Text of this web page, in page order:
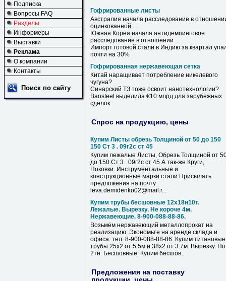
Подписка
Вопросы FAQ
Разделы
Информеры
Выставки
Реклама
О компании
Контакты
Поиск по сайту
Гофрированные листы
Австралия начала расследование в
оцинкованной ...
Южная Корея начала антидемпинговое
расследование в отношении...
Импорт готовой стали в Индию за квартал
почти на 30%
Гофрированная нержавеющая сетка
Китай наращивает потребление никелевого
чугуна?
Синарский ТЗ тоже освоит нанотехнологии?
Baosteel выделила €10 млрд для зарубежных
сделок
Спрос на продукцию, цены
Купим Листы обрезь Толщиной от 50 до 150
150 Ст 3 . 09г2с ст 45
Купим лежалые Листы, Обрезь Толщиной от
до 150 Ст 3 . 09г2с ст 45 А так-же Круги,
Поковки. Инструментальные и
конструкционные марки стали Присылать
предложения на почту
leva.demidenko02@mail.r...
Купим трубы бесшовные 12х18н10т.
Лежалые. Вырезку. Не короче 4м.
Нержавеющие. 8-900-088-88-86.
Возьмём нержавеющий металлопрокат на
реализацию. Экономьте на аренде склада и
офиса. тел: 8-900-088-88-86. Купим титановые
трубы 25х2 от 5.5м и 38х2 от 3.7м. Вырезку. По
2тн. Бесшовные. Купим бесшов...
Предложения на поставку
продукции, цены